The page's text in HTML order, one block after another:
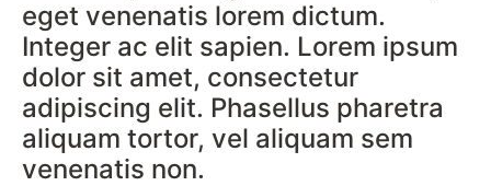
eget venenatis lorem dictum.
Integer ac elit sapien. Lorem ipsum
dolor sit amet, consectetur
adipiscing elit. Phasellus pharetra
aliquam tortor, vel aliquam sem
venenatis non.